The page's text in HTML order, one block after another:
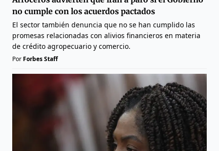
no cumple con los acuerdos pactados
El sector también denuncia que no se han cumplido las
promesas relacionadas con alivios financieros en materia
de crédito agropecuario y comercio.
Por Forbes Staff